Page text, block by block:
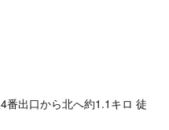
番出口から北へ約1.1キロ 徒